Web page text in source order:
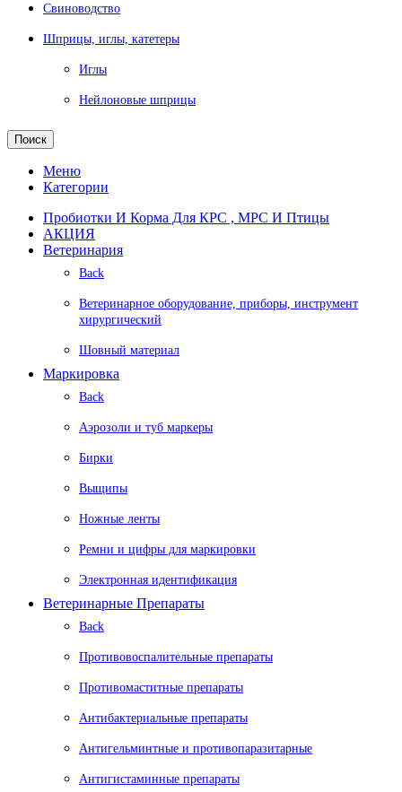
Свиноводство
Шприцы, иглы, катетеры
Иглы
Нейлоновые шприцы
Поиск
Меню
Категории
Пробиотки И Корма Для КРС , МРС И Птицы
АКЦИЯ
Ветеринария
Back
Ветеринарное оборудование, приборы, инструмент
хирургический
Шовный материал
Маркировка
Back
Аэрозоли и туб маркеры
Бирки
Выщипы
Ножные ленты
Ремни и цифры для маркировки
Электронная идентификация
Ветеринарные Препараты
Back
Противовоспалительные препараты
Противомаститные препараты
Антибактериальные препараты
Антигельминтные и противопаразитарные
Антигистаминные препараты